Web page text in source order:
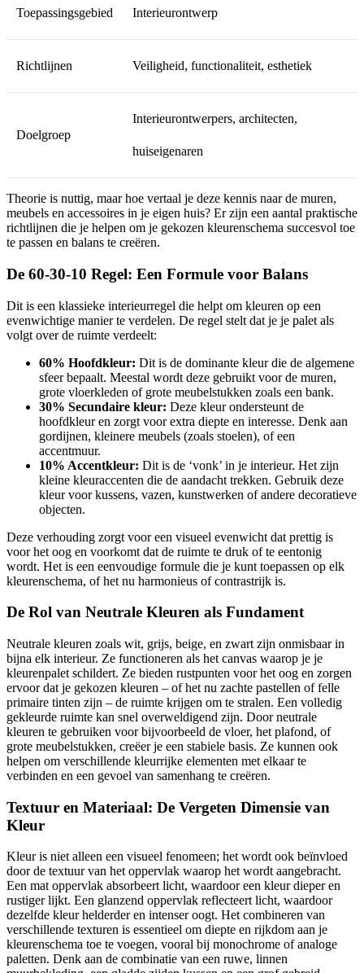
Toepassingsgebied Interieurontwerp
Richtlijnen Veiligheid, functionaliteit, esthetiek
Doelgroep
Interieurontwerpers, architecten,
huiseigenaren
Theorie is nuttig, maar hoe vertaal je deze kennis naar de muren,
meubels en accessoires in je eigen huis? Er zijn een aantal praktische
richtlijnen die je helpen om je gekozen kleurenschema succesvol toe
te passen en balans te creëren.
De 60-30-10 Regel: Een Formule voor Balans
Dit is een klassieke interieurregel die helpt om kleuren op een
evenwichtige manier te verdelen. De regel stelt dat je je palet als
volgt over de ruimte verdeelt:
60% Hoofdkleur: Dit is de dominante kleur die de algemene
sfeer bepaalt. Meestal wordt deze gebruikt voor de muren,
grote vloerkleden of grote meubelstukken zoals een bank.
30% Secundaire kleur: Deze kleur ondersteunt de
hoofdkleur en zorgt voor extra diepte en interesse. Denk aan
gordijnen, kleinere meubels (zoals stoelen), of een
accentmuur.
10% Accentkleur: Dit is de ‘vonk’ in je interieur. Het zijn
kleine kleuraccenten die de aandacht trekken. Gebruik deze
kleur voor kussens, vazen, kunstwerken of andere decoratieve
objecten.
Deze verhouding zorgt voor een visueel evenwicht dat prettig is
voor het oog en voorkomt dat de ruimte te druk of te eentonig
wordt. Het is een eenvoudige formule die je kunt toepassen op elk
kleurenschema, of het nu harmonieus of contrastrijk is.
De Rol van Neutrale Kleuren als Fundament
Neutrale kleuren zoals wit, grijs, beige, en zwart zijn onmisbaar in
bijna elk interieur. Ze functioneren als het canvas waarop je je
kleurenpalet schildert. Ze bieden rustpunten voor het oog en zorgen
ervoor dat je gekozen kleuren – of het nu zachte pastellen of felle
primaire tinten zijn – de ruimte krijgen om te stralen. Een volledig
gekleurde ruimte kan snel overweldigend zijn. Door neutrale
kleuren te gebruiken voor bijvoorbeeld de vloer, het plafond, of
grote meubelstukken, creëer je een stabiele basis. Ze kunnen ook
helpen om verschillende kleurrijke elementen met elkaar te
verbinden en een gevoel van samenhang te creëren.
Textuur en Materiaal: De Vergeten Dimensie van
Kleur
Kleur is niet alleen een visueel fenomeen; het wordt ook beïnvloed
door de textuur van het oppervlak waarop het wordt aangebracht.
Een mat oppervlak absorbeert licht, waardoor een kleur dieper en
rustiger lijkt. Een glanzend oppervlak reflecteert licht, waardoor
dezelfde kleur helderder en intenser oogt. Het combineren van
verschillende texturen is essentieel om diepte en rijkdom aan je
kleurenschema toe te voegen, vooral bij monochrome of analoge
paletten. Denk aan de combinatie van een ruwe, linnen